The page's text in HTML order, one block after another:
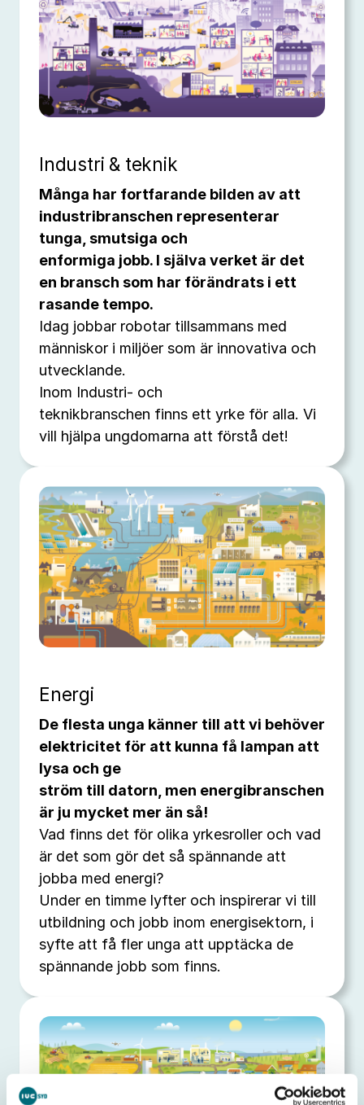
Industri & teknik
Många har fortfarande bilden av att
industribranschen representerar
tunga, smutsiga och
enformiga jobb. I själva verket är det
en bransch som har förändrats i ett
rasande tempo.
Idag jobbar robotar tillsammans med
människor i miljöer som är innovativa och
utvecklande.
Inom Industri- och
teknikbranschen finns ett yrke för alla. Vi
vill hjälpa ungdomarna att förstå det!
Energi
De flesta unga känner till att vi behöver
elektricitet för att kunna få lampan att
lysa och ge
ström till datorn, men energibranschen
är ju mycket mer än så!
Vad finns det för olika yrkesroller och vad
är det som gör det så spännande att
jobba med energi?
Under en timme lyfter och inspirerar vi till
utbildning och jobb inom energisektorn, i
syfte att få fler unga att upptäcka de
spännande jobb som finns.